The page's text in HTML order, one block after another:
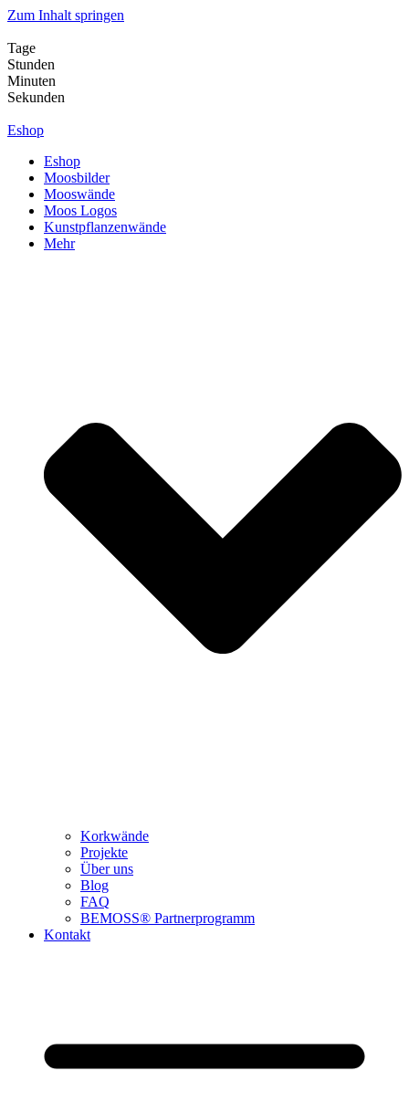
Zum Inhalt springen
Tage
Stunden
Minuten
Sekunden
Eshop
Eshop
Moosbilder
Mooswände
Moos Logos
Kunstpflanzenwände
Mehr
Korkwände
Projekte
Über uns
Blog
FAQ
BEMOSS® Partnerprogramm​
Kontakt